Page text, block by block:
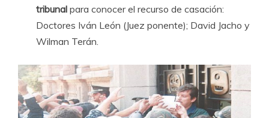
tribunal para conocer el recurso de casación:
Doctores Iván León (Juez ponente); David Jacho y
Wilman Terán.